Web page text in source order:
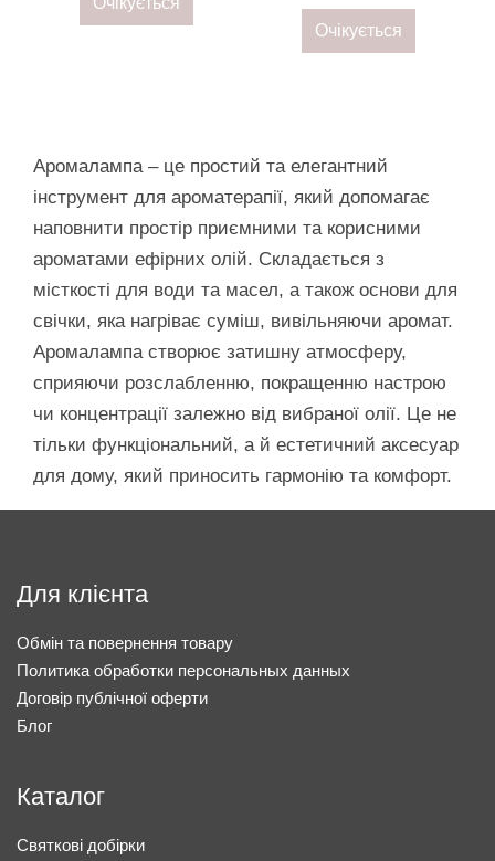
Очікується
Аромалампа – це простий та елегантний
інструмент для ароматерапії, який допомагає
наповнити простір приємними та корисними
ароматами ефірних олій. Складається з
місткості для води та масел, а також основи для
свічки, яка нагріває суміш, вивільняючи аромат.
Аромалампа створює затишну атмосферу,
сприяючи розслабленню, покращенню настрою
чи концентрації залежно від вибраної олії. Це не
тільки функціональний, а й естетичний аксесуар
для дому, який приносить гармонію та комфорт.
Для клієнта
Обмін та повернення товару
Политика обработки персональных данных
Договір публічної оферти
Блог
Каталог
Святкові добірки